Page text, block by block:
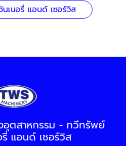
เนอรี่ แอนด์ เซอร์วิส
ตสาหกรรม - ทวีทรัพย์
แอนด์ เซอร์วิส